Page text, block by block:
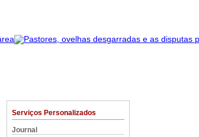
Serviços Personalizados
Journal